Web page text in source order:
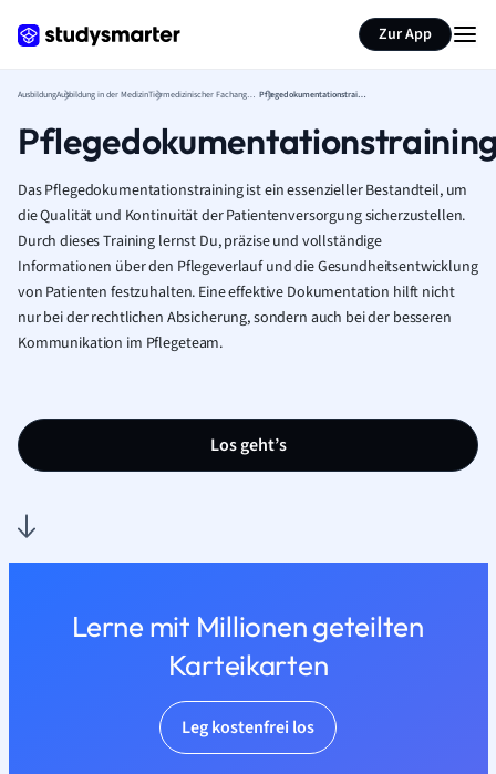
Zur App
AusbildungAusbildung in der Medizin Tiermedizinischer Fachangestellter Ausbildung Pflegedokumentationstraining
Das Pflegedokumentationstraining ist ein essenzieller Bestandteil, um
die Qualität und Kontinuität der Patientenversorgung sicherzustellen.
Durch dieses Training lernst Du, präzise und vollständige
Informationen über den Pflegeverlauf und die Gesundheitsentwicklung
von Patienten festzuhalten. Eine effektive Dokumentation hilft nicht
nur bei der rechtlichen Absicherung, sondern auch bei der besseren
Kommunikation im Pflegeteam.
Los geht’s
Lerne mit Millionen geteilten
Karteikarten
Leg kostenfrei los